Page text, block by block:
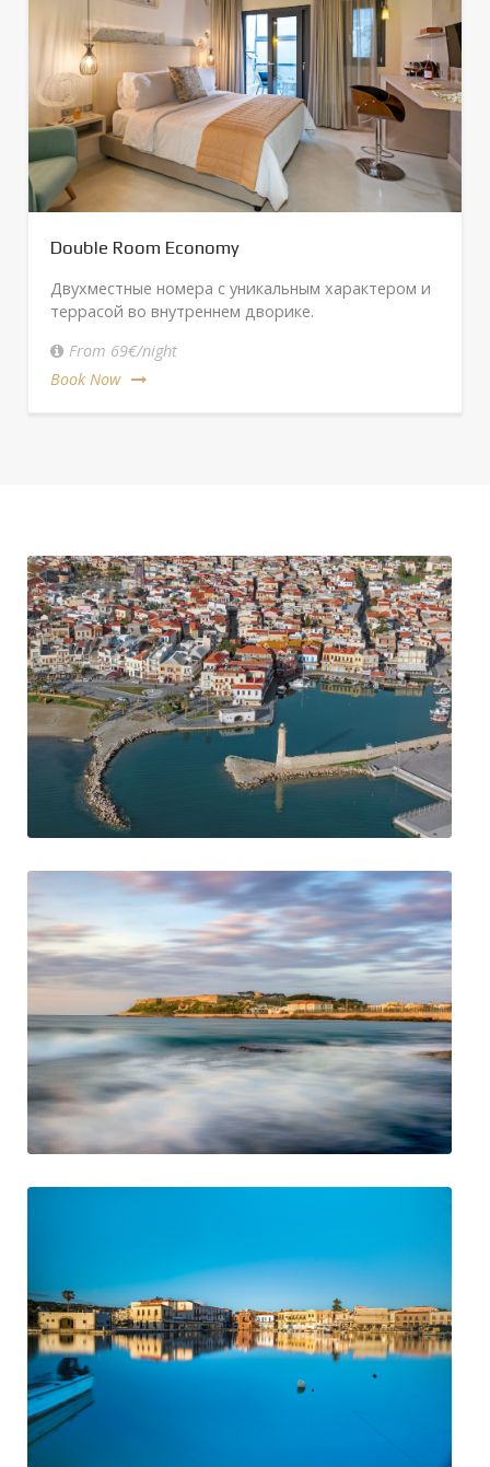
Double Room Economy
Двухместные номера с уникальным характером и
террасой во внутреннем дворике.
From 69€/night
Book Now